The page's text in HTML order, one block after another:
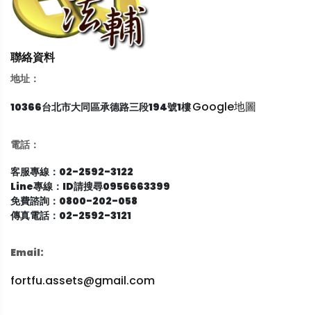
聯絡資料
地址：
10366台北市大同區承德路三段194號1樓Google地圖
電話：
客服專線：02-2592-3122
Line專線：ID請搜尋0956663399
免費諮詢：0800-202-058
傳真電話：02-2592-3121
Email:
fortfu.assets@gmail.com